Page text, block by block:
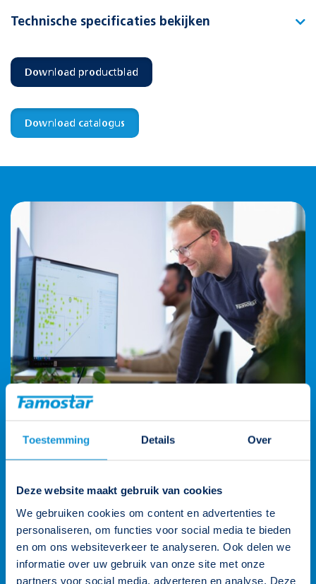
Toestemming Details Over
Deze website maakt gebruik van cookies
We gebruiken cookies om content en advertenties te
personaliseren, om functies voor social media te bieden
en om ons websiteverkeer te analyseren. Ook delen we
informatie over uw gebruik van onze site met onze
partners voor social media, adverteren en analyse. Deze
Technische specificaties bekijken
Artikelnummer 190029
EAN-code 8715774005176
Download productblad
Download catalogus
Wij staan voor je klaar
Onze klantenteams zijn verdeeld over vier rayons en worden
ondersteund door de gehele organisatie. Zo heb je altijd een
persoonlijk aanspreekpunt. Heb je een vraag? Neem contact
op.
026 3 846 846